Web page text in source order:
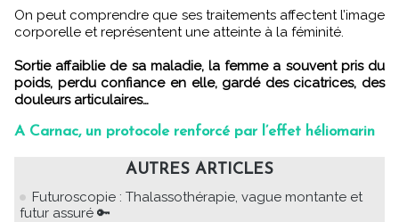
On peut comprendre que ses traitements affectent l’image
corporelle et représentent une atteinte à la féminité.
Sortie affaiblie de sa maladie, la femme a souvent pris du
poids, perdu confiance en elle, gardé des cicatrices, des
douleurs articulaires…
A Carnac, un protocole renforcé par l’effet héliomarin
AUTRES ARTICLES
Futuroscopie : Thalassothérapie, vague montante et
futur assuré 🔑